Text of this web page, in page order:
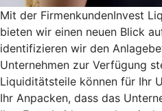
Mit der FirmenkundenInvest
bieten wir einen neuen Blick
identifizieren wir den
Unternehmen zur Verfügung
Liquiditätsteile können für Ihr
Ihr Anpacken, dass das